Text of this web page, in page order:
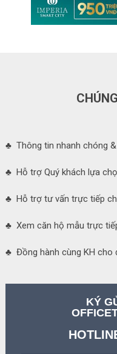
♣ Thông tin nhanh chóng
♣ Hỗ trợ Quý khách lựa
♣ Hỗ trợ tư vấn trực tiếp
♣ Xem căn hộ mẫu trực
♣ Đồng hành cùng KH cho
KÝ